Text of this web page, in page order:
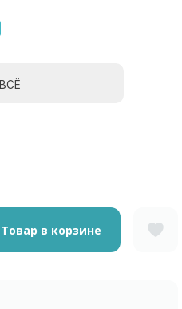
Товар в корзине